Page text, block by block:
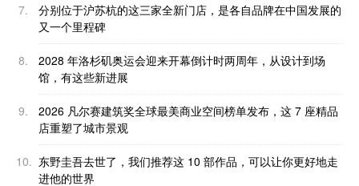
7.
分别位于沪苏杭的这三家全新门店，是各自品牌在中国发展的
又一个里程碑
8.
2028 年洛杉矶奥运会迎来开幕倒计时两周年，从设计到场
馆，有这些新进展
9.
2026 凡尔赛建筑奖全球最美商业空间榜单发布，这 7 座精品
店重塑了城市景观
10. 东野圭吾去世了，我们推荐这 10 部作品，可以让你更好地走
进他的世界